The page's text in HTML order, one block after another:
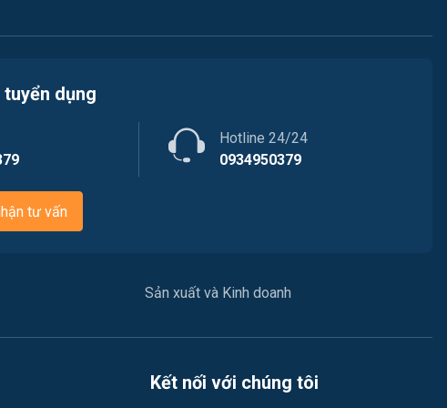
Truyền Hình / Quảng Cáo Marketing
Việc làm Phường Hóa Châu
Việc làm Phường Dương Nỗ
dụng
Hotline 24/24
0934950379
tư vấn
Sản xuất và Kinh doanh
Kết nối với chúng tôi